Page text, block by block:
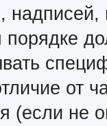
порядке
от
(если не